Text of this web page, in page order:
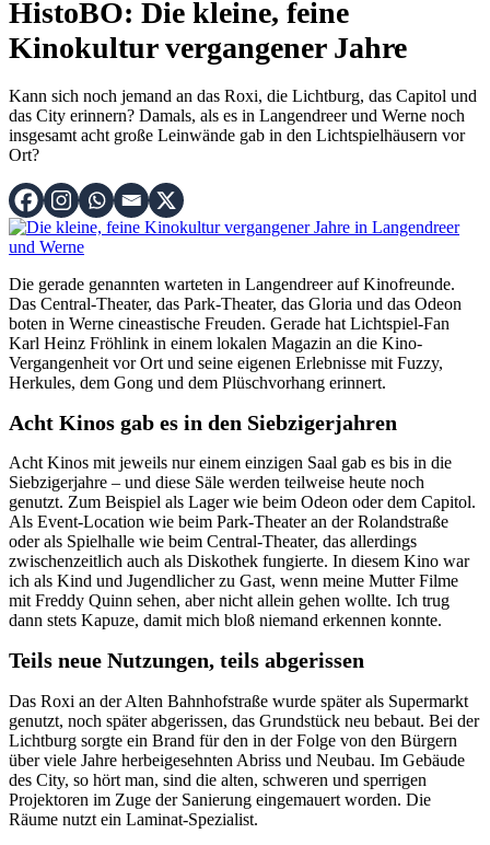
HistoBO: Die kleine, feine
Kinokultur vergangener Jahre
Kann sich noch jemand an das Roxi, die Lichtburg, das Capitol und
das City erinnern? Damals, als es in Langendreer und Werne noch
insgesamt acht große Leinwände gab in den Lichtspielhäusern vor
Ort?
Die gerade genannten warteten in Langendreer auf Kinofreunde.
Das Central-Theater, das Park-Theater, das Gloria und das Odeon
boten in Werne cineastische Freuden. Gerade hat Lichtspiel-Fan
Karl Heinz Fröhlink in einem lokalen Magazin an die Kino-
Vergangenheit vor Ort und seine eigenen Erlebnisse mit Fuzzy,
Herkules, dem Gong und dem Plüschvorhang erinnert.
Acht Kinos gab es in den Siebzigerjahren
Acht Kinos mit jeweils nur einem einzigen Saal gab es bis in die
Siebzigerjahre – und diese Säle werden teilweise heute noch
genutzt. Zum Beispiel als Lager wie beim Odeon oder dem Capitol.
Als Event-Location wie beim Park-Theater an der Rolandstraße
oder als Spielhalle wie beim Central-Theater, das allerdings
zwischenzeitlich auch als Diskothek fungierte. In diesem Kino war
ich als Kind und Jugendlicher zu Gast, wenn meine Mutter Filme
mit Freddy Quinn sehen, aber nicht allein gehen wollte. Ich trug
dann stets Kapuze, damit mich bloß niemand erkennen konnte.
Teils neue Nutzungen, teils abgerissen
Das Roxi an der Alten Bahnhofstraße wurde später als Supermarkt
genutzt, noch später abgerissen, das Grundstück neu bebaut. Bei der
Lichtburg sorgte ein Brand für den in der Folge von den Bürgern
über viele Jahre herbeigesehnten Abriss und Neubau. Im Gebäude
des City, so hört man, sind die alten, schweren und sperrigen
Projektoren im Zuge der Sanierung eingemauert worden. Die
Räume nutzt ein Laminat-Spezialist.